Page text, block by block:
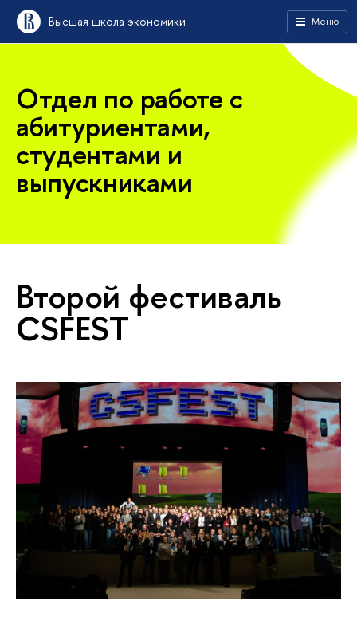
Высшая школа экономики Меню
Отдел по работе с
абитуриентами,
студентами и
выпускниками
Второй фестиваль
CSFEST